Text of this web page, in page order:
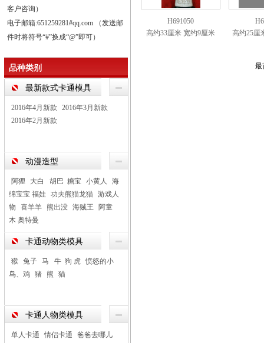
客户咨询）
电子邮箱:651259281#qq.com （发送邮
件时将符号“#”换成“@”即可）
品种类别
最新款式卡通模具
2016年4月新款
2016年3月新款
2016年2月新款
动漫造型
阿狸 大白 胡巴 糖宝 小黄人
海
绵宝宝 福娃 功夫熊猫龙猫 游戏人
物
喜羊羊 熊出没 海贼王
阿童
木 奥特曼
卡通动物类模具
猴 兔子 马 牛 狗 虎 愤怒的小
鸟、鸡 猪 熊 猫
卡通人物类模具
单人卡通 情侣卡通
爸爸去哪儿
H691050
高约33厘米 宽约9厘米
高约25厘
最